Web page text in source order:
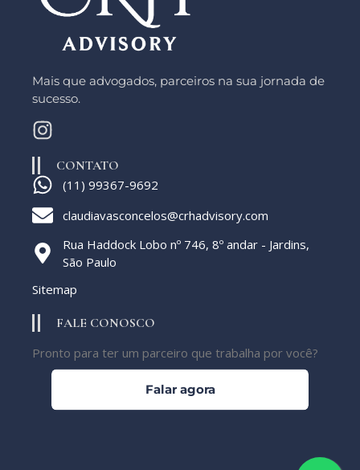
Mais que advogados, parceiros na sua jornada de
sucesso.
CONTATO
‪(11) 99367-9692
claudiavasconcelos@crhadvisory.com
Rua Haddock Lobo nº 746, 8º andar - Jardins,
São Paulo
Sitemap
FALE CONOSCO
Pronto para ter um parceiro que trabalha por você?
Falar agora